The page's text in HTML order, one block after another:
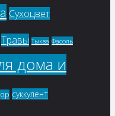
Сухоцвет
Травы Тыква Фасоль
дома и
суккулент